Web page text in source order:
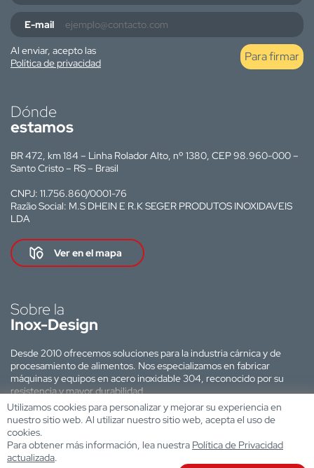
E-mail
Al enviar, acepto las
Política de privacidad
Para firmar
Dónde
estamos
BR 472, km 184 – Linha Rolador Alto, nº 1380, CEP 98.960-000 –
Santo Cristo – RS – Brasil
CNPJ: 11.756.860/0001-76
Razão Social: M.S DHEIN E R.K SEGER PRODUTOS INOXIDAVEIS
LDA
Ver en el mapa
Sobre la
Inox-Design
Desde 2010 ofrecemos soluciones para la industria cárnica y de
procesamiento de alimentos. Nos especializamos en fabricar
máquinas y equipos en acero inoxidable 304, reconocido por su
resistencia y mayor durabilidad.
Sitio web desarrollado por:
Utilizamos cookies para personalizar y mejorar su experiencia en
nuestro sitio web. Al utilizar nuestro sitio web, acepta el uso de
cookies.
Para obtener más información, lea nuestra Política de Privacidad
actualizada.